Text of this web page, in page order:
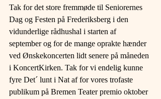
Tak for det store fremmøde til Seniorernes
Dag og Festen på Frederiksberg i den
vidunderlige rådhushal i starten af
september og for de mange oprakte hænder
ved Ønskekoncerten lidt senere på måneden
i KoncertKirken. Tak for vi endelig kunne
fyre Det´ lunt i Nat af for vores trofaste
publikum på Bremen Teater premio oktober